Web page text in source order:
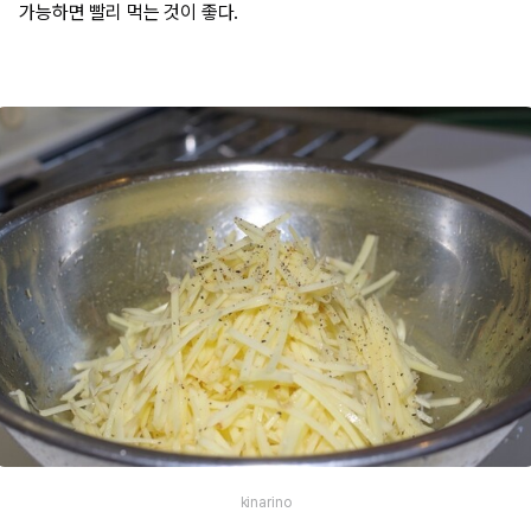
가능하면 빨리 먹는 것이 좋다.
kinarino